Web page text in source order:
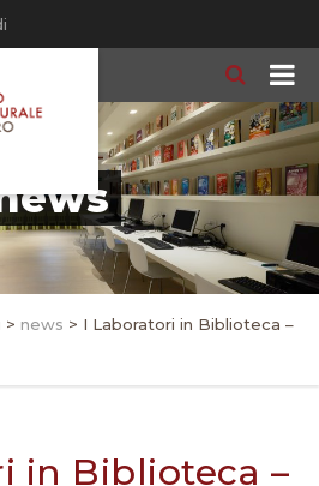
> news > I Laboratori in Biblioteca –
in Biblioteca –